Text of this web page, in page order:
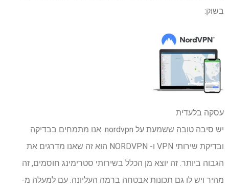
בשוק:
עסקה בלעדית
יש סיבה טובה ששמעת על nordvpn. אנו מתמחים בבדיקה
ובדיקת שירותי VPN ו- NORDVPN הוא זה שאנו מדרגים את
הגבוה ביותר. זה יוצא מן הכלל בשירותי סטרימינג חוסמים, זה
מהיר ויש לו גם תכונות אבטחה ברמה העליונה. עם למעלה מ-